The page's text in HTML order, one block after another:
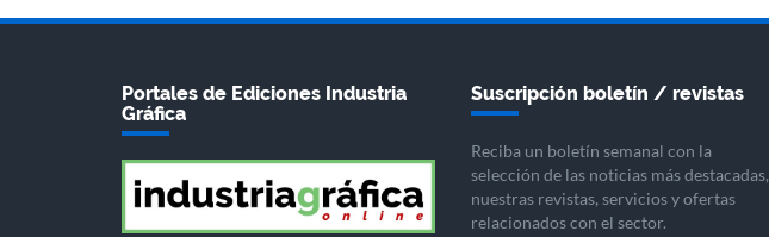
Portales de Ediciones Industria
Gráfica
Suscripción boletín / revistas
Reciba un boletín semanal con la
selección de las noticias más destacadas,
nuestras revistas, servicios y ofertas
relacionados con el sector.